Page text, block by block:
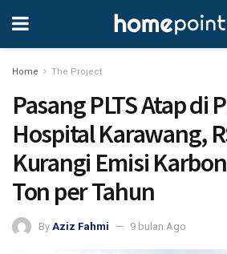
Home The Project
Pasang PLTS Atap di
Hospital Karawang,
Kurangi Emisi
Ton per Tahun
By Aziz Fahmi 9 bulan Ago